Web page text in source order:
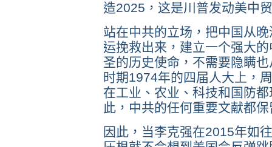
造2025，这是川普发动美中
站在中共的立场，把中国从
运挽救出来，建立一个强大
圣的历史使命，不需要隐瞒
时期1974年的四届人大上，
在工业、农业、科技和国防
此，中共的任何重要文献都
因此，当李克强在2015年如